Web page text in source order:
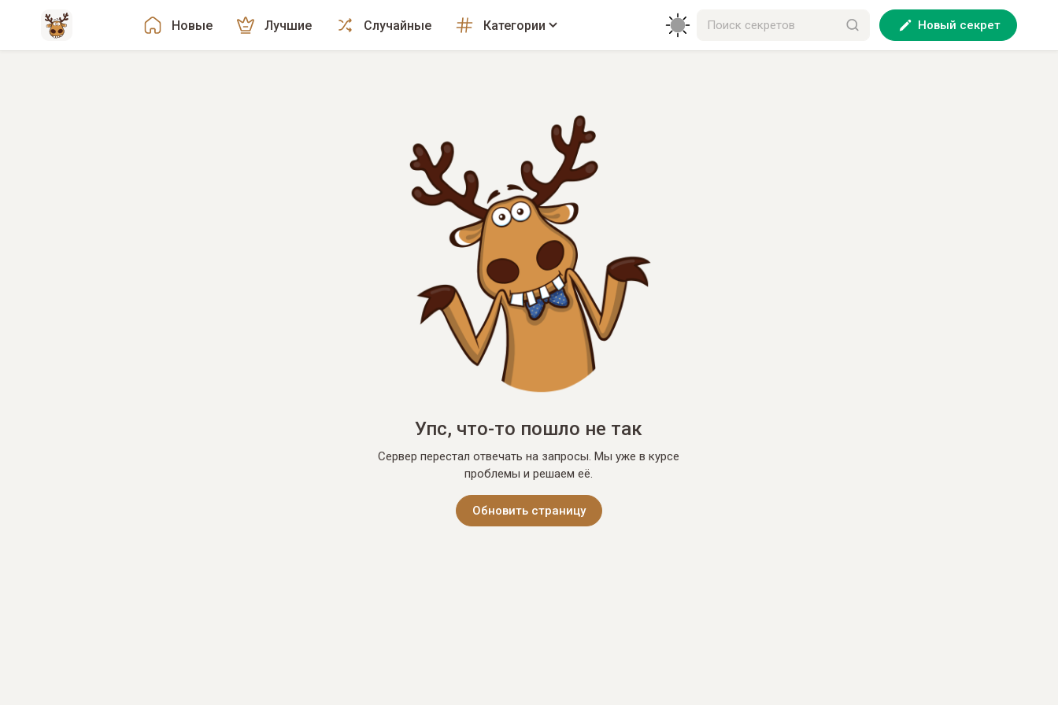
Новые Лучшие Случайные Категории Новый секрет
Упс, что-то пошло не так
Сервер перестал отвечать на запросы. Мы уже в курсе
проблемы и решаем её.
Обновить страницу